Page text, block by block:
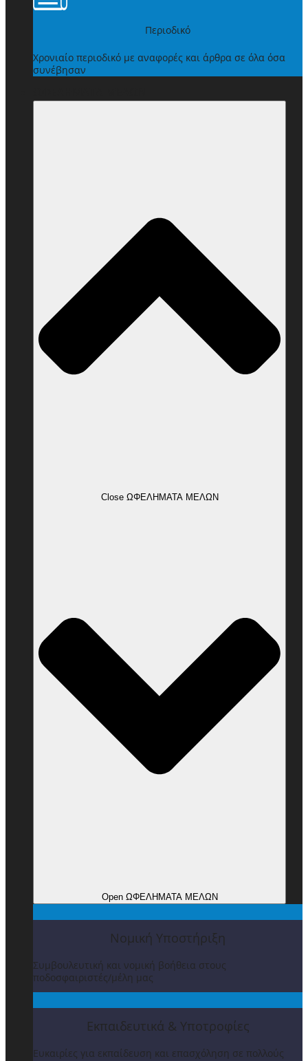
Περιοδικό
Χρονιαίο περιοδικό με αναφορές και άρθρα σε όλα όσα
συνέβησαν
Close ΩΦΕΛΗΜΑΤΑ ΜΕΛΩΝ
Open ΩΦΕΛΗΜΑΤΑ ΜΕΛΩΝ
Νομική Υποστήριξη
Συμβουλευτική και νομική βοήθεια στους
ποδοσφαιριστές/μέλη μας
Εκπαιδευτικά & Υποτροφίες
Ευκαιρίες για εκπαίδευση και επασχόληση σε πολλούς